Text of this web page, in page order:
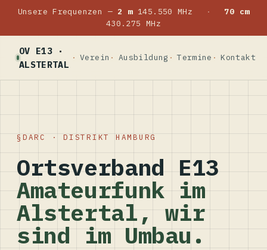
Unsere Frequenzen — 2 m145.550 MHz ·
70 cm
430.275 MHz
OV E13 ·
ALSTERTAL
Verein Ausbildung Termine Kontakt
DARC · DISTRIKT HAMBURG
Ortsverband E13
Amateurfunk im
Alstertal, wir
sind im Umbau.